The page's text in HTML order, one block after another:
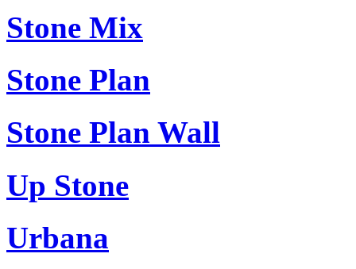
Stone Mix
Stone Plan
Stone Plan Wall
Up Stone
Urbana